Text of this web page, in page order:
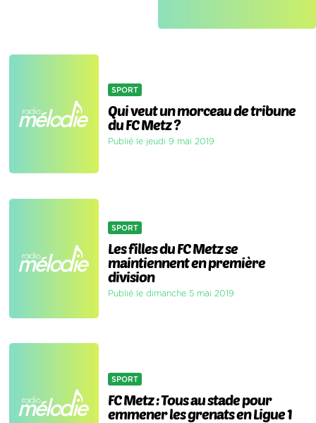
SPORT
Qui veut un morceau de tribune
du FC Metz ?
Publié le jeudi 9 mai 2019
SPORT
Les filles du FC Metz se
maintiennent en première
division
Publié le dimanche 5 mai 2019
SPORT
FC Metz : Tous au stade pour
emmener les grenats en Ligue 1